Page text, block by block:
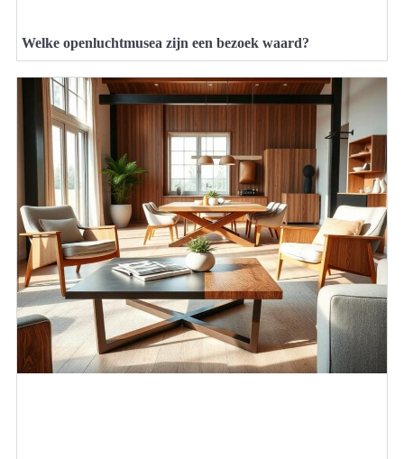
Welke openluchtmusea zijn een bezoek waard?